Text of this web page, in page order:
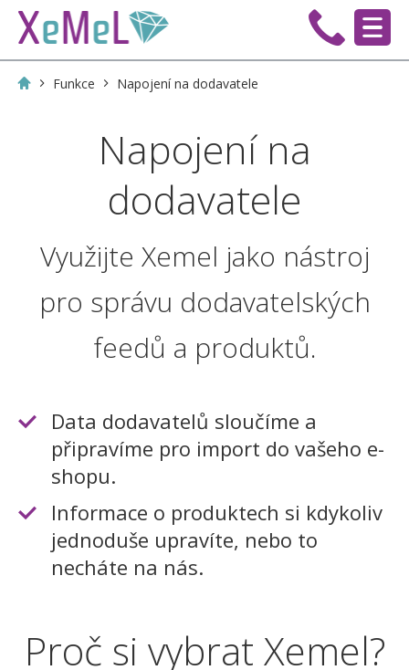
Funkce Napojení na dodavatele
Napojení na
dodavatele
Využijte Xemel jako nástroj
pro správu dodavatelských
feedů a produktů.
Data dodavatelů sloučíme a
připravíme pro import do vašeho e-
shopu.
Informace o produktech si kdykoliv
jednoduše upravíte, nebo to
necháte na nás.
Proč si vybrat Xemel?